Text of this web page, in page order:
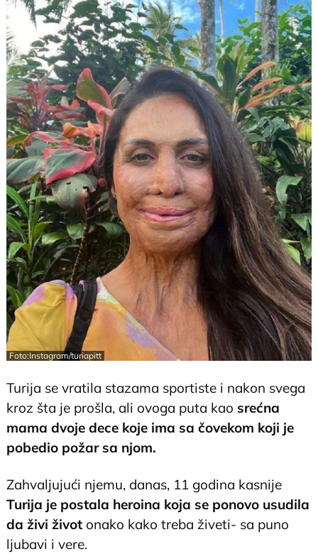
Foto:Instagram/turiapitt
Turija se vratila stazama sportiste i nakon svega
kroz šta je prošla, ali ovoga puta kao srećna
mama dvoje dece koje ima sa čovekom koji je
pobedio požar sa njom.
Zahvaljujući njemu, danas, 11 godina kasnije
Turija je postala heroina koja se ponovo usudila
da živi život onako kako treba živeti- sa puno
ljubavi i vere.